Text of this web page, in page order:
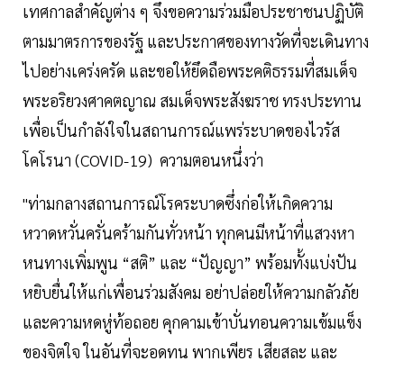
เทศกาลสำคัญต่าง ๆ จึงขอความร่วมมือประชาชนปฏิบัติ
ตามมาตรการของรัฐ และประกาศของทางวัดที่จะเดินทาง
ไปอย่างเคร่งครัด และขอให้ยึดถือพระคติธรรมที่สมเด็จ
พระอริยวงศาคตญาณ สมเด็จพระสังฆราช ทรงประทาน
เพื่อเป็นกำลังใจในสถานการณ์แพร่ระบาดของไวรัส
โคโรนา (COVID-19) ความตอนหนึ่งว่า
"ท่ามกลางสถานการณ์โรคระบาดซึ่งก่อให้เกิดความ
หวาดหวั่นครั่นคร้ามกันทั่วหน้า ทุกคนมีหน้าที่แสวงหา
หนทางเพิ่มพูน “สติ” และ “ปัญญา” พร้อมทั้งแบ่งปัน
หยิบยื่นให้แก่เพื่อนร่วมสังคม อย่าปล่อยให้ความกลัวภัย
และความหดหู่ท้อถอย คุกคามเข้าบั่นทอนความเข้มแข็ง
ของจิตใจ ในอันที่จะอดทน พากเพียร เสียสละ และ